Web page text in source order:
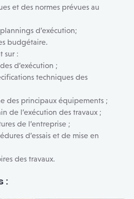
et des normes prévues au
d’exécution;
budgétaire.
sur :
d’exécution ;
techniques des
des principaux équipements ;
de l’exécution des travaux ;
de l’entreprise ;
d’essais et de mise en
des travaux.
: